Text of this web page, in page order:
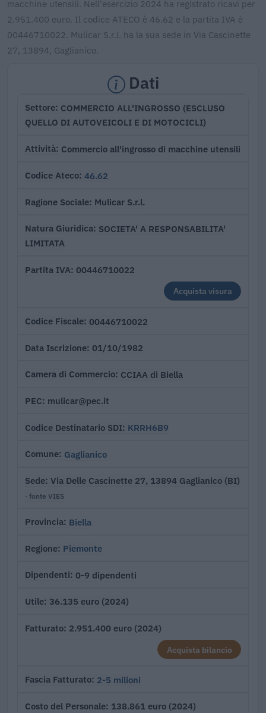
macchine utensili. Nell'esercizio 2024 ha registrato ricavi per
2.951.400 euro. Il codice ATECO è 46.62 e la partita IVA è
00446710022. Mulicar S.r.l. ha la sua sede in Via Cascinette
27, 13894, Gaglianico.
Dati
Settore COMMERCIO ALL'INGROSSO (ESCLUSO
QUELLO DI AUTOVEICOLI E DI MOTOCICLI)
Attività Commercio all'ingrosso di macchine utensili
Codice Ateco 46.62
Ragione Sociale Mulicar S.r.l.
Natura Giuridica SOCIETA' A RESPONSABILITA'
LIMITATA
Partita IVA 00446710022
Acquista visura
Codice Fiscale 00446710022
Data Iscrizione 01/10/1982
Camera di Commercio CCIAA di Biella
PEC mulicar@pec.it
Codice Destinatario SDI KRRH6B9
Comune Gaglianico
Sede Via Delle Cascinette 27, 13894 Gaglianico (BI)
· fonte VIES
Provincia Biella
Regione Piemonte
Dipendenti 0-9 dipendenti
Utile 36.135 euro (2024)
Fatturato 2.951.400 euro (2024)
Acquista bilancio
Fascia Fatturato 2-5 milioni
Costo del Personale 138.861 euro (2024)